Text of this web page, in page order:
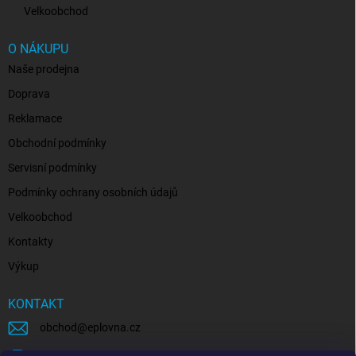
Velkoobchod
O NÁKUPU
Naše prodejna
Doprava
Reklamace
Obchodní podmínky
Servisní podmínky
Podmínky ochrany osobních údajů
Velkoobchod
Kontakty
Výkup
KONTAKT
obchod @eplovna.cz